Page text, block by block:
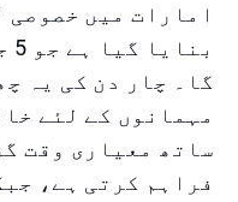
امارات میں خصوصی
گا۔ چار دن کی یہ
مہمانوں کے لئے
ساتھ معیاری وقت
فراہم کرتی ہے،